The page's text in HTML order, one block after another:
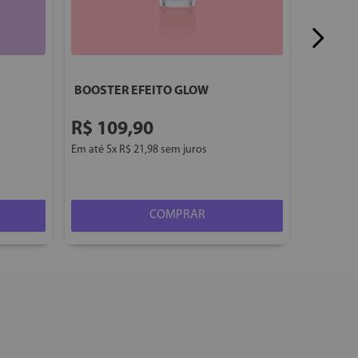
BOOSTER EFEITO GLOW
R$ 109,90
Em até 5x R$ 21 ,98 sem juros
COMPRAR